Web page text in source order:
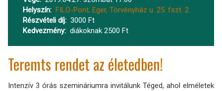
Helyszín
FILO-Pont, Eger, Törvényház u. 25. fszt. 2.
Részvételi díj
3000 Ft
Kedvezmény
diákoknak 2500 Ft
Teremts rendet az életedben!
Intenzív 3 órás szemináriumra invitálunk Téged, ahol elméletek